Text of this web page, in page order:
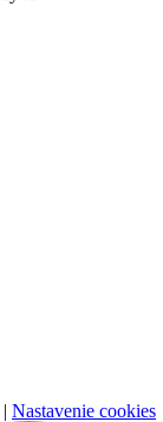
| Nastavenie cookies